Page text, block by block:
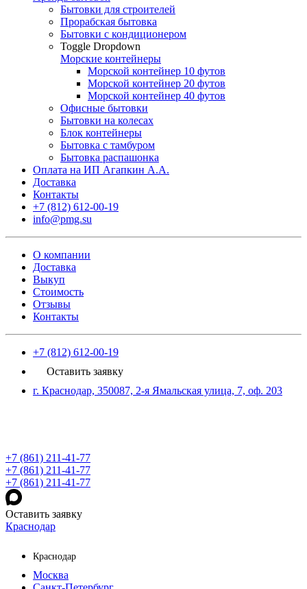
Бытовки для строителей
Прорабская бытовка
Бытовки с кондиционером
Toggle Dropdown
Морские контейнеры
Морской контейнер 10 футов
Морской контейнер 20 футов
Морской контейнер 40 футов
Офисные бытовки
Бытовки на колесах
Блок контейнеры
Бытовка с тамбуром
Бытовка распашонка
Оплата на ИП Агапкин А.А.
Доставка
Контакты
+7 (812) 612-00-19
info@pmg.su
О компании
Доставка
Выкуп
Стоимость
Отзывы
Контакты
+7 (812) 612-00-19
Оставить заявку
г. Краснодар, 350087, 2-я Ямальская улица, 7, оф. 203
+7 (861) 211-41-77
+7 (861) 211-41-77
+7 (861) 211-41-77
Оставить заявку
Краснодар
Краснодар
Москва